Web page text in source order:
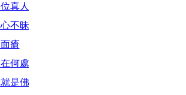
真人
不昧
面瘡
何處
是佛